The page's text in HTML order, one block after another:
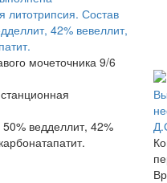
мочеточника 9/6
ведделлит, 42%